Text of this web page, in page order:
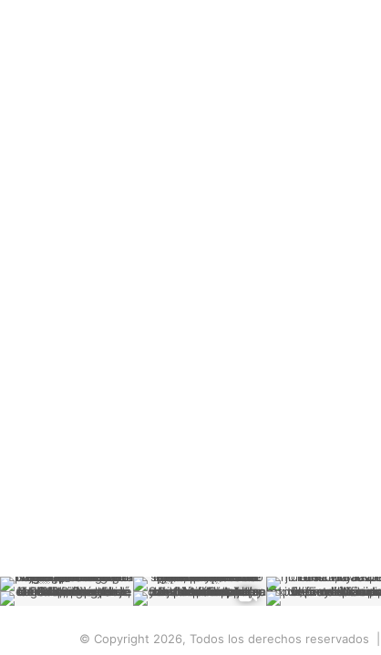
© Copyright 2026, Todos los derechos reservados |